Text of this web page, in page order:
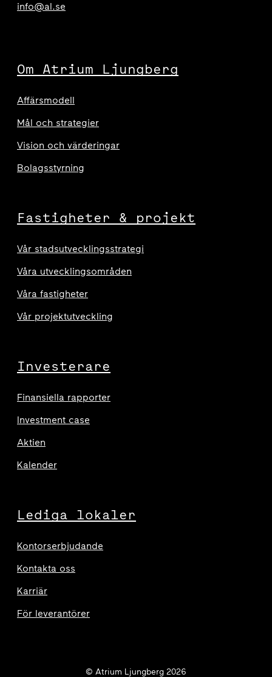
info@al.se
Om Atrium Ljungberg
Affärsmodell
Mål och strategier
Vision och värderingar
Bolagsstyrning
Fastigheter & projekt
Vår stadsutvecklingsstrategi
Våra utvecklingsområden
Våra fastigheter
Vår projektutveckling
Investerare
Finansiella rapporter
Investment case
Aktien
Kalender
Lediga lokaler
Kontorserbjudande
Kontakta oss
Karriär
För leverantörer
© Atrium Ljungberg 2026